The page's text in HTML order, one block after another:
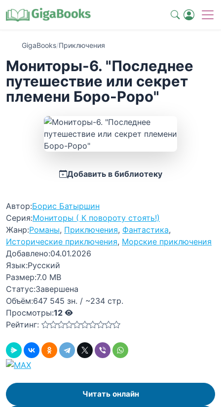
GigaBooks/Приключения
Мониторы-6. "Последнее
путешествие или секрет
племени Боро-Роро"
Добавить в библиотеку
Автор:Борис Батыршин
Серия:Мониторы ( К повороту стоять!)
Жанр:Романы, Приключения, Фантастика,
Исторические приключения, Морские приключения
Добавлено:04.01.2026
Язык:Русский
Размер:7.0 MB
Статус:Завершена
Объём:647 545 зн. / ~234 стр.
Просмотры:12
Рейтинг:
Читать онлайн